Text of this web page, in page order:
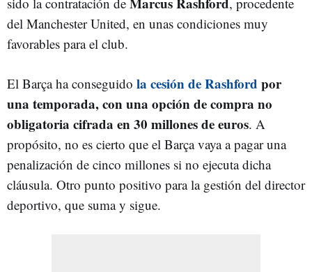
del Manchester United, en unas condiciones muy
favorables para el club.
El Barça ha conseguido la cesión de Rashford por
una temporada, con una opción de compra no
obligatoria cifrada en 30 millones de euros. A
propósito, no es cierto que el Barça vaya a pagar una
penalización de cinco millones si no ejecuta dicha
cláusula. Otro punto positivo para la gestión del director
deportivo, que suma y sigue.